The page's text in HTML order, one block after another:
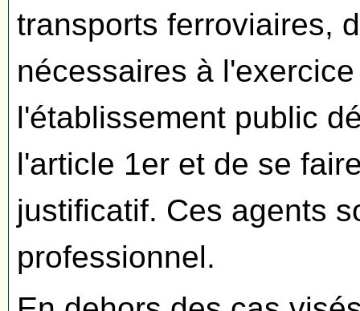
transports ferroviaires,
nécessaires à
l'établissement public
l'article 1er et de se
justificatif. Ces agents
professionnel.